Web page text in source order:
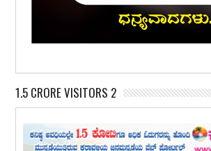
1.5 CRORE VISITORS 2